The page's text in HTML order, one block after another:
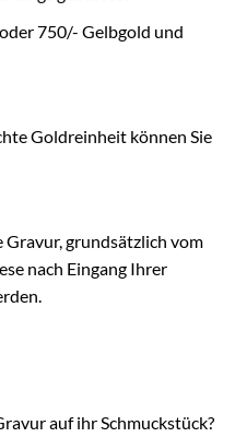
750/- Gelbgold und
Goldreinheit können Sie
Gravur, grundsätzlich vom
nach Eingang Ihrer
auf ihr Schmuckstück?